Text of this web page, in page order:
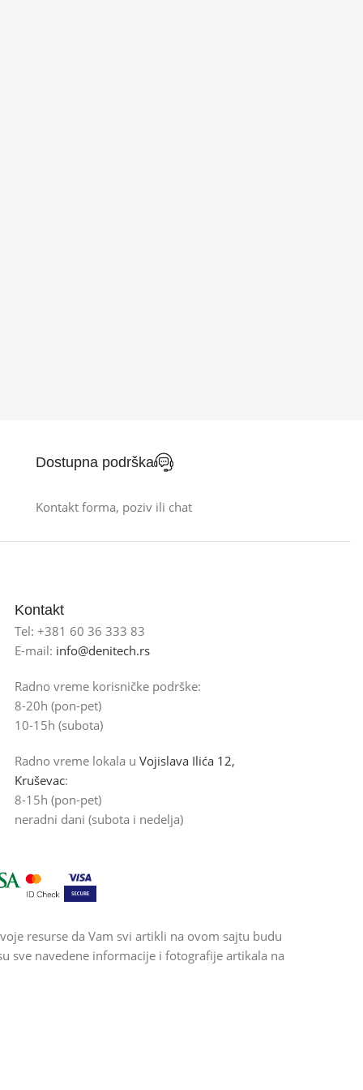
Dostupna podrška
Kontakt forma, poziv ili chat
Kontakt
Tel: +381 60 36 333 83
E-mail: info@denitech.rs
Radno vreme korisničke podrške:
8-20h (pon-pet)
10-15h (subota)
Radno vreme lokala u Vojislava Ilića 12,
Kruševac:
8-15h (pon-pet)
neradni dani (subota i nedelja)
resurse da Vam svi artikli na ovom sajtu budu
sve navedene informacije i fotografije artikala na